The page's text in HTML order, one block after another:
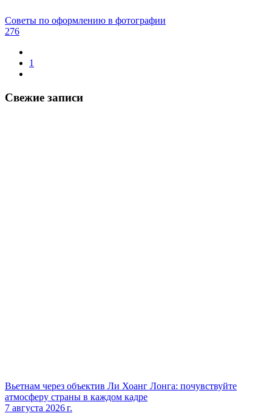
Советы по оформлению в фотографии
276
1
Свежие записи
Вьетнам через объектив Ли Хоанг Лонга: почувствуйте
атмосферу страны в каждом кадре
7 августа 2026 г.